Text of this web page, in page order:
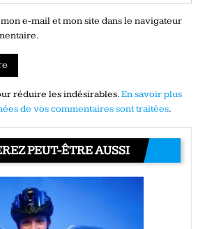
e-mail et mon site dans le navigateur
réduire les indésirables.En savoir plus
de vos commentaires sont traitées.
PEUT-ÊTRE AUSSI